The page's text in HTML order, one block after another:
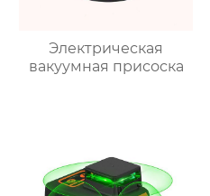
Электрическая
вакуумная присоска